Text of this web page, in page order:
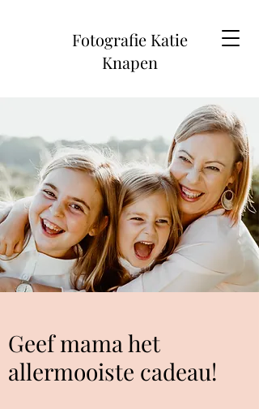
Fotografie Katie
Knapen
Geef mama het
allermooiste cadeau!